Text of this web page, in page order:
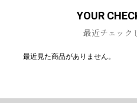
YOUR
最近チェック
最近見た商品がありません。